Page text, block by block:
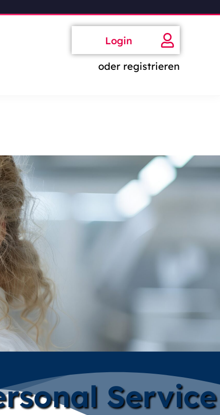
Login
oder registrieren
Service